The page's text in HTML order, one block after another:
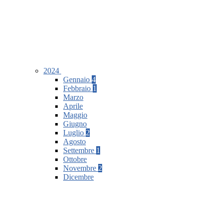
2024
Gennaio 4
Febbraio 1
Marzo
Aprile
Maggio
Giugno
Luglio 2
Agosto
Settembre 1
Ottobre
Novembre 2
Dicembre